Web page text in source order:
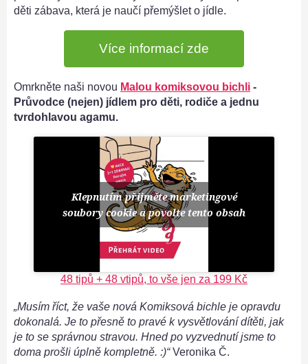
děti zábava, která je naučí přemýšlet o jídle.
Více informací zde
Omrkněte naši novou Malou komiksovou bichli -
Průvodce (nejen) jídlem pro děti, rodiče a jednu
tvrdohlavou agamu.
Klepnutím přijměte marketingové
soubory cookie a povolte tento obsah
48 tipů + 48 vtipů, to vše jen za 199 Kč
„Musím říct, že vaše nová Komiksová bichle je opravdu
dokonalá. Je to přesně to pravé k vysvětlování dítěti, jak
je to se správnou stravou. Hned po vyzvednutí jsme to
doma prošli úplně kompletně. :)“Veronika Č.